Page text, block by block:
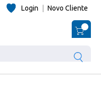
Login Novo Cliente
O